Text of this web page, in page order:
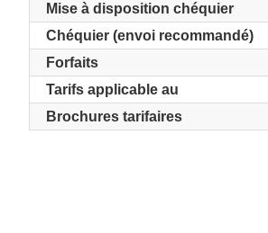
Mise à disposition chéquier
Chéquier (envoi recommandé)
Forfaits
Tarifs applicable au
Brochures tarifaires